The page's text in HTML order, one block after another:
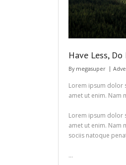
Have Less,
By megasuper
Lorem ipsum dolor
amet ut enim. Nam
Lorem ipsum dolor
amet ut enim. Nam
sociis natoque
…